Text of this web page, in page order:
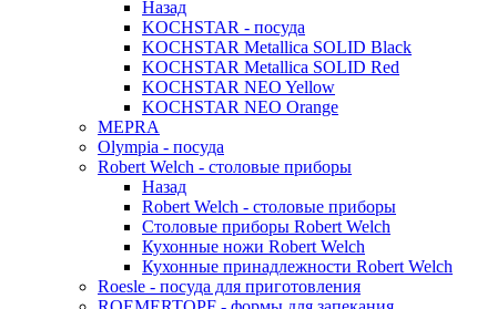
Назад
KOCHSTAR - посуда
KOCHSTAR Metallica SOLID Black
KOCHSTAR Metallica SOLID Red
KOCHSTAR NEO Yellow
KOCHSTAR NEO Orange
MEPRA
Olympia - посуда
Robert Welch - столовые приборы
Назад
Robert Welch - столовые приборы
Столовые приборы Robert Welch
Кухонные ножи Robert Welch
Кухонные принадлежности Robert Welch
Roesle - посуда для приготовления